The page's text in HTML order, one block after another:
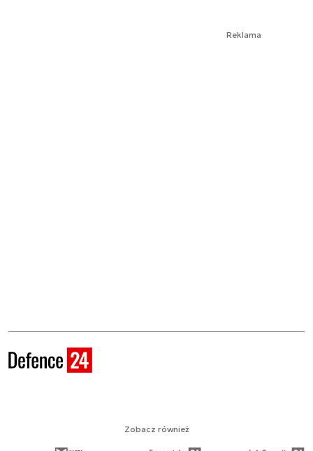
Reklama
Zobacz również